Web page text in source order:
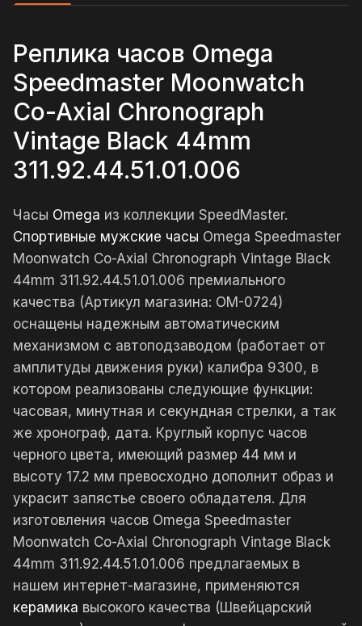
Реплика часов Omega
Speedmaster Moonwatch
Co-Axial Chronograph
Vintage Black 44mm
311.92.44.51.01.006
Часы Omega из коллекции SpeedMaster.
Спортивные мужские часы Omega Speedmaster
Moonwatch Co-Axial Chronograph Vintage Black
44mm 311.92.44.51.01.006 премиального
качества (Артикул магазина: OM-0724)
оснащены надежным автоматическим
механизмом с автоподзаводом (работает от
амплитуды движения руки) калибра 9300, в
котором реализованы следующие функции:
часовая, минутная и секундная стрелки, а так
же хронограф, дата. Круглый корпус часов
черного цвета, имеющий размер 44 мм и
высоту 17.2 мм превосходно дополнит образ и
украсит запястье своего обладателя. Для
изготовления часов Omega Speedmaster
Moonwatch Co-Axial Chronograph Vintage Black
44mm 311.92.44.51.01.006 предлагаемых в
нашем интернет-магазине, применяются
керамика высокого качества (Швейцарский